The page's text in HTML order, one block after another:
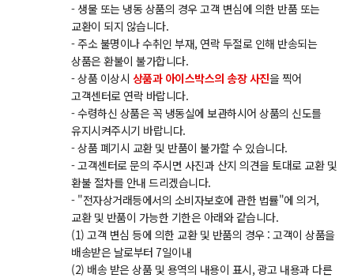
- 생물 또는 냉동 상품의 경우 고객 변심에 의한 반품 또는
교환이 되지 않습니다.
- 주소 불명이나 수취인 부재, 연락 두절로 인해 반송되는
상품은 환불이 불가합니다.
- 상품 이상시 상품과 아이스박스의 송장 사진을 찍어
고객센터로 연락 바랍니다.
- 수령하신 상품은 꼭 냉동실에 보관하시어 상품의 신도를
유지시켜주시기 바랍니다.
- 상품 폐기시 교환 및 반품이 불가할 수 있습니다.
- 고객센터로 문의 주시면 사진과 산지 의견을 토대로 교환 및
환불 절차를 안내 드리겠습니다.
- "전자상거래등에서의 소비자보호에 관한 법률"에 의거,
교환 및 반품이 가능한 기한은 아래와 같습니다.
(1) 고객 변심 등에 의한 교환 및 반품의 경우 : 고객이 상품을
배송받은 날로부터 7일이내
(2) 배송 받은 상품 및 용역의 내용이 표시, 광고 내용과 다른